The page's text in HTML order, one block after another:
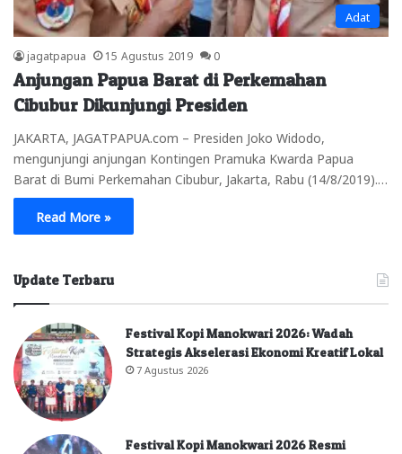
Adat
jagatpapua 15 Agustus 2019 0
Anjungan Papua Barat di Perkemahan
Cibubur Dikunjungi Presiden
JAKARTA, JAGATPAPUA.com – Presiden Joko Widodo,
mengunjungi anjungan Kontingen Pramuka Kwarda Papua
Barat di Bumi Perkemahan Cibubur, Jakarta, Rabu (14/8/2019).…
Read More »
Update Terbaru
Festival Kopi Manokwari 2026: Wadah
Strategis Akselerasi Ekonomi Kreatif Lokal
7 Agustus 2026
Festival Kopi Manokwari 2026 Resmi